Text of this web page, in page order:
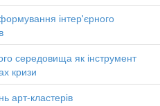
інтер'єрного
середовища як інструмент
кризи
арт-кластерів